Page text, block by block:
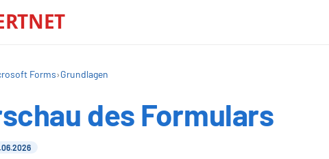
Forms›Grundlagen
des Formulars